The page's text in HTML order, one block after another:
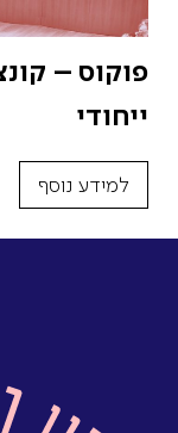
פוקוס –
ייחודי
למידע נוסף